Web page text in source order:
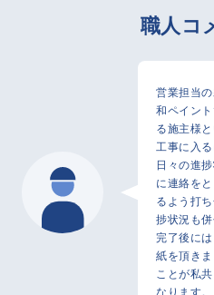
職人コ
営業担当
和ペイン
る施主様
工事に入
日々の進
に連絡を
るよう打
捗状況も
完了後に
紙を頂き
ことが私
なります。